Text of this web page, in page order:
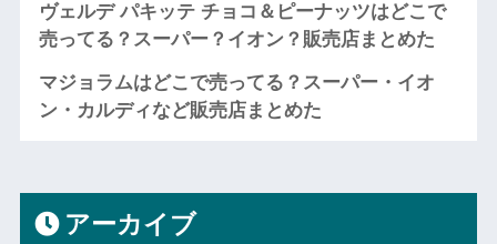
ヴェルデ パキッテ チョコ＆ピーナッツはどこで
売ってる？スーパー？イオン？販売店まとめた
マジョラムはどこで売ってる？スーパー・イオ
ン・カルディなど販売店まとめた
アーカイブ